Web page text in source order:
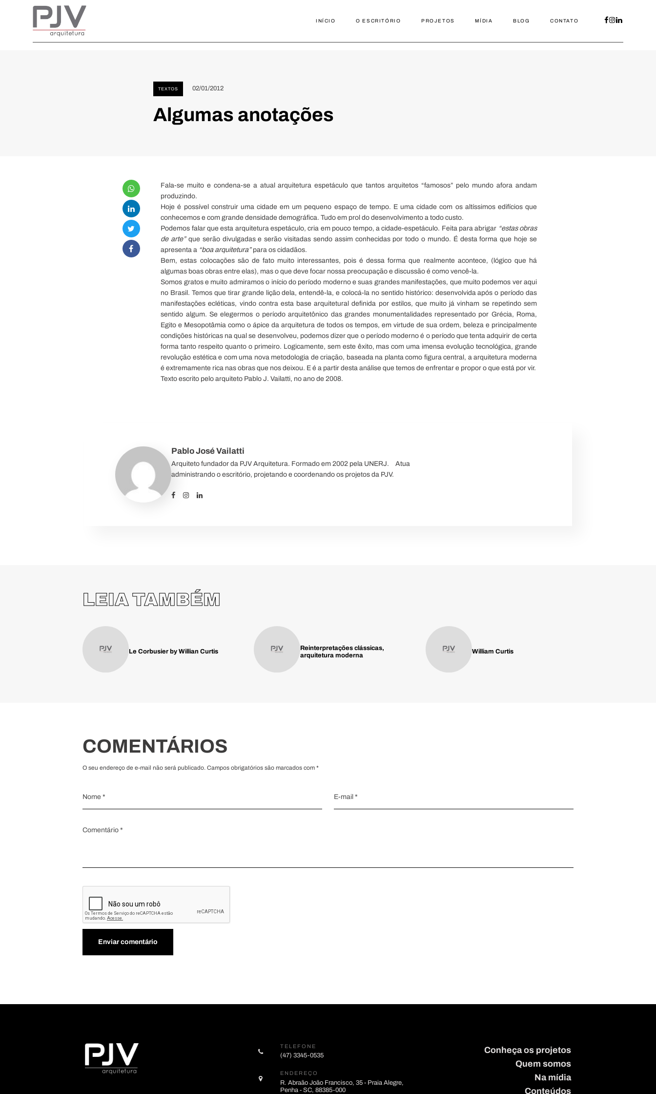
INÍCIO O ESCRITÓRIO PROJETOS MÍDIA BLOG CONTATO
TEXTOS 02/01/2012
Algumas anotações
Fala-se muito e condena-se a atual arquitetura espetáculo que tantos arquitetos “famosos” pelo mundo afora andam
produzindo.
Hoje é possível construir uma cidade em um pequeno espaço de tempo. E uma cidade com os altíssimos edifícios que
conhecemos e com grande densidade demográfica. Tudo em prol do desenvolvimento a todo custo.
Podemos falar que esta arquitetura espetáculo, cria em pouco tempo, a cidade-espetáculo. Feita para abrigar “estas obras
de arte” que serão divulgadas e serão visitadas sendo assim conhecidas por todo o mundo. É desta forma que hoje se
apresenta a “boa arquitetura”para os cidadãos.
Bem, estas colocações são de fato muito interessantes, pois é dessa forma que realmente acontece, (lógico que há
algumas boas obras entre elas), mas o que deve focar nossa preocupação e discussão é como vencê-la.
Somos gratos e muito admiramos o início do período moderno e suas grandes manifestações, que muito podemos ver aqui
no Brasil. Temos que tirar grande lição dela, entendê-la, e colocá-la no sentido histórico: desenvolvida após o período das
manifestações ecléticas, vindo contra esta base arquitetural definida por estilos, que muito já vinham se repetindo sem
sentido algum. Se elegermos o período arquitetônico das grandes monumentalidades representado por Grécia, Roma,
Egito e Mesopotâmia como o ápice da arquitetura de todos os tempos, em virtude de sua ordem, beleza e principalmente
condições históricas na qual se desenvolveu, podemos dizer que o período moderno é o período que tenta adquirir de certa
forma tanto respeito quanto o primeiro. Logicamente, sem este êxito, mas com uma imensa evolução tecnológica, grande
revolução estética e com uma nova metodologia de criação, baseada na planta como figura central, a arquitetura moderna
é extremamente rica nas obras que nos deixou. E é a partir desta análise que temos de enfrentar e propor o que está por vir.
Texto escrito pelo arquiteto Pablo J. Vailatti, no ano de 2008.
Pablo José Vailatti
Arquiteto fundador da PJV Arquitetura. Formado em 2002 pela UNERJ.⠀ Atua
administrando o escritório, projetando e coordenando os projetos da PJV.
LEIA TAMBÉM
Le Corbusier by Willian Curtis
Reinterpretações clássicas,
arquitetura moderna
William Curtis
COMENTÁRIOS
O seu endereço de e-mail não será publicado. Campos obrigatórios são marcados com *
TELEFONE
(47) 3345-0535
ENDEREÇO
R. Abraão João Francisco, 35 - Praia Alegre,
Penha - SC, 88385-000
Conheça os projetos
Quem somos
Na mídia
Conteúdos